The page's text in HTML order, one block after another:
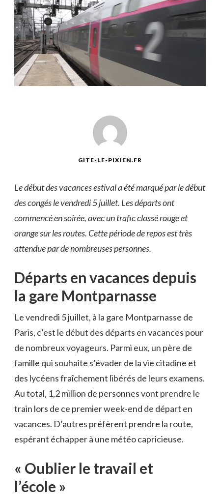
GITE-LE-PIXIEN.FR
Le début des vacances estival a été marqué par le début
des congés le vendredi 5 juillet. Les départs ont
commencé en soirée, avec un trafic classé rouge et
orange sur les routes. Cette période de repos est très
attendue par de nombreuses personnes.
Départs en vacances depuis
la gare Montparnasse
Le vendredi 5 juillet, à la gare Montparnasse de
Paris, c’est le début des départs en vacances pour
de nombreux voyageurs. Parmi eux, un père de
famille qui souhaite s’évader de la vie citadine et
des lycéens fraîchement libérés de leurs examens.
Au total, 1,2 million de personnes vont prendre le
train lors de ce premier week-end de départ en
vacances. D’autres préfèrent prendre la route,
espérant échapper à une météo capricieuse.
« Oublier le travail et
l’école »